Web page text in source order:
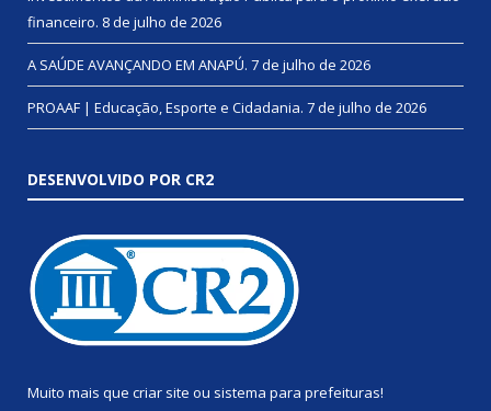
financeiro. 8 de julho de 2026
A SAÚDE AVANÇANDO EM ANAPÚ. 7 de julho de 2026
PROAAF | Educação, Esporte e Cidadania. 7 de julho de 2026
DESENVOLVIDO POR CR2
Muito mais que criar site ou sistema para prefeituras!